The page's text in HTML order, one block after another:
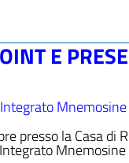
E
Mnemosine
presso la Casa di